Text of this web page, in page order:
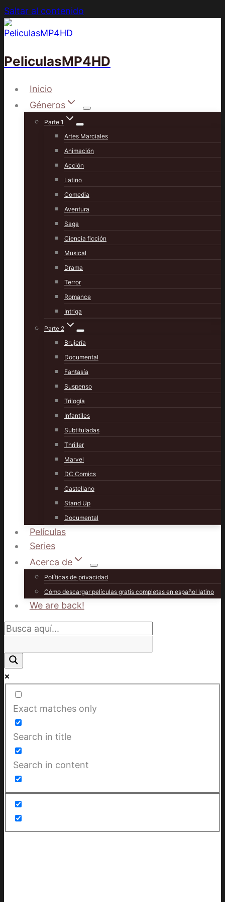
Saltar al contenido
PeliculasMP4HD
Inicio
Géneros
Parte 1
Artes Marciales
Animación
Acción
Latino
Comedia
Aventura
Saga
Ciencia ficción
Musical
Drama
Terror
Romance
Intriga
Parte 2
Brujería
Documental
Fantasía
Suspenso
Trilogía
Infantiles
Subtituladas
Thriller
Marvel
DC Comics
Castellano
Stand Up
Documental
Películas
Series
Acerca de
Políticas de privacidad
Cómo descargar películas gratis completas en español latino
We are back!
Exact matches only
Search in title
Search in content